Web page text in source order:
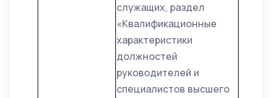
служащих, раздел
«Квалификационные
характеристики
должностей
руководителей и
специалистов высшего